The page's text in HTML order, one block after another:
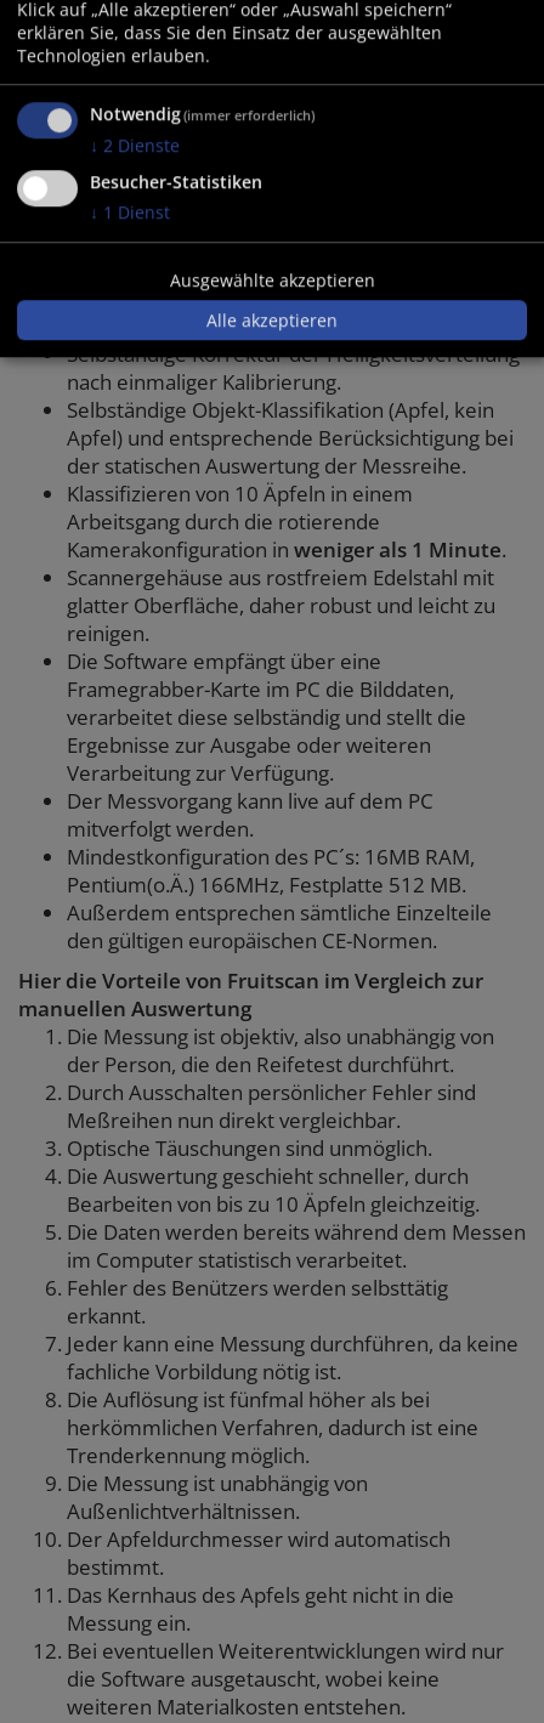
ein Maß für den Stärkegehalt der Frucht. Und genau
diesen Wert in Prozenten des Gesamtquerschnittes
der Frucht ermittelt Fruitscan.
Fruitscan - Technische Daten
Aufnahmesensor : 768 X 576 Pixel CCD 24 Bit
Farbkamera
Automatische Blendeneinstellung, dadurch
weitgehende Unabhängigkeit vom
Umgebugslicht.
Automatischer Weißabgleich
Automatische geometrische Korrektur der
Weitwinkel-Linsenverzeichnung.
Selbständige Korrektur der Helligkeitsverteilung
nach einmaliger Kalibrierung.
Selbständige Objekt-Klassifikation (Apfel, kein
Apfel) und entsprechende Berücksichtigung bei
der statischen Auswertung der Messreihe.
Klassifizieren von 10 Äpfeln in einem
Arbeitsgang durch die rotierende
Kamerakonfiguration in weniger als 1 Minute.
Scannergehäuse aus rostfreiem Edelstahl mit
glatter Oberfläche, daher robust und leicht zu
reinigen.
Die Software empfängt über eine
Framegrabber-Karte im PC die Bilddaten,
verarbeitet diese selbständig und stellt die
Ergebnisse zur Ausgabe oder weiteren
Verarbeitung zur Verfügung.
Der Messvorgang kann live auf dem PC
mitverfolgt werden.
Mindestkonfiguration des PC´s: 16MB RAM,
Pentium(o.Ä.) 166MHz, Festplatte 512 MB.
Außerdem entsprechen sämtliche Einzelteile
den gültigen europäischen CE-Normen.
Hier die Vorteile von Fruitscan im Vergleich zur
manuellen Auswertung
Die Messung ist objektiv, also unabhängig von
der Person, die den Reifetest durchführt.
Durch Ausschalten persönlicher Fehler sind
Meßreihen nun direkt vergleichbar.
Optische Täuschungen sind unmöglich.
Die Auswertung geschieht schneller, durch
Bearbeiten von bis zu 10 Äpfeln gleichzeitig.
Die Daten werden bereits während dem Messen
im Computer statistisch verarbeitet.
Fehler des Benützers werden selbsttätig
erkannt.
Jeder kann eine Messung durchführen, da keine
fachliche Vorbildung nötig ist.
Die Auflösung ist fünfmal höher als bei
herkömmlichen Verfahren, dadurch ist eine
Trenderkennung möglich.
Die Messung ist unabhängig von
Außenlichtverhältnissen.
Der Apfeldurchmesser wird automatisch
bestimmt.
Das Kernhaus des Apfels geht nicht in die
Messung ein.
Bei eventuellen Weiterentwicklungen wird nur
die Software ausgetauscht, wobei keine
weiteren Materialkosten entstehen.
Klick auf „Alle akzeptieren“ oder „Auswahl speichern“
erklären Sie, dass Sie den Einsatz der ausgewählten
Technologien erlauben.
Notwendig(immer erforderlich)
↓ 2 Dienste
Besucher-Statistiken
↓ 1 Dienst
Ausgewählte akzeptieren
Alle akzeptieren